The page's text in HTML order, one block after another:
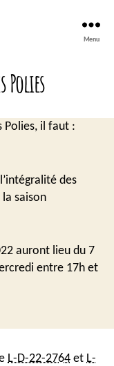
Menu
Polies
Polies, il faut :
des
saison
auront lieu du 7
entre 17h et
L-D-22-2764 et L-